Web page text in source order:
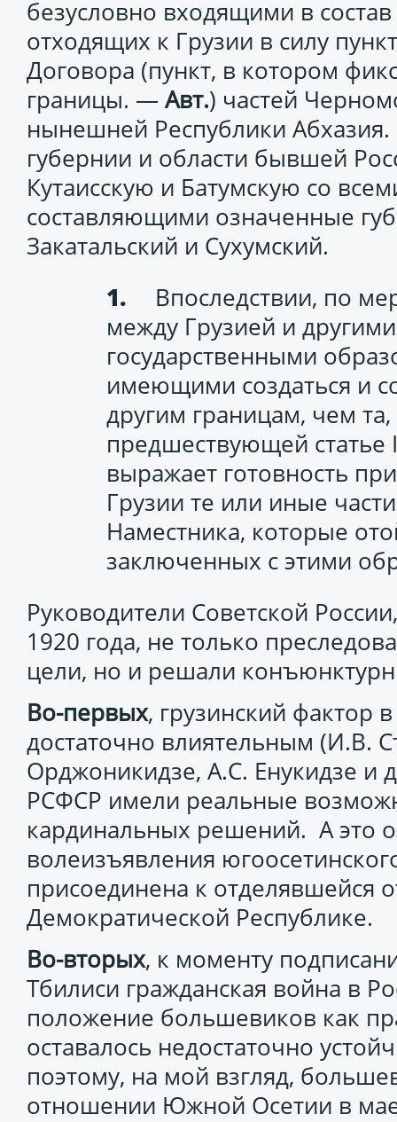
безусловно входящими в
отходящих к Грузии в силу
Договора (пункт, в котором
границы. — Авт.) частей
нынешней Республики
губернии и области бывшей
Кутаисскую и Батумскую со
составляющими означенные
Закатальский и Сухумский.
Впоследствии, по
между Грузией и
государственными
имеющими создаться и
другим границам, чем
предшествующей статье
выражает готовность
Грузии те или иные
Наместника, которые
заключенных с этими
Руководители Советской
1920 года, не только
цели, но и решали
Во-первых, грузинский фактор
достаточно влиятельным (И.В.
Орджоникидзе, А.С. Енукидзе и
РСФСР имели реальные
кардинальных решений. А это
волеизъявления
присоединена к отделявшейся
Демократической Республике.
Во-вторых, к моменту
Тбилиси гражданская война в
положение большевиков как
оставалось недостаточно
поэтому, на мой взгляд,
отношении Южной Осетии в